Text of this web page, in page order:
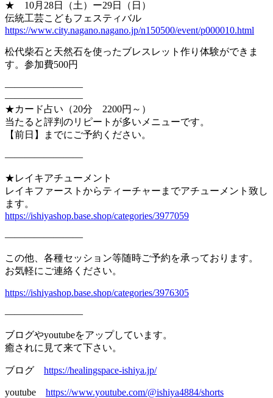
★ 10月28日（土）ー29日（日）
伝統工芸こどもフェスティバル
https://www.city.nagano.nagano.jp/n150500/event/p000010.html
松代柴石と天然石を使ったブレスレット作り体験ができま
す。参加費500円
————————
————————
★カード占い（20分 2200円～）
当たると評判のリピートが多いメニューです。
【前日】までにご予約ください。
————————
★レイキアチューメント
レイキファーストからティーチャーまでアチューメント致し
ます。
https://ishiyashop.base.shop/categories/3977059
————————
この他、各種セッション等随時ご予約を承っております。
お気軽にご連絡ください。
https://ishiyashop.base.shop/categories/3976305
————————
ブログやyoutubeをアップしています。
癒されに見て来て下さい。
ブログ https://healingspace-ishiya.jp/
youtube https://www.youtube.com/@ishiya4884/shorts